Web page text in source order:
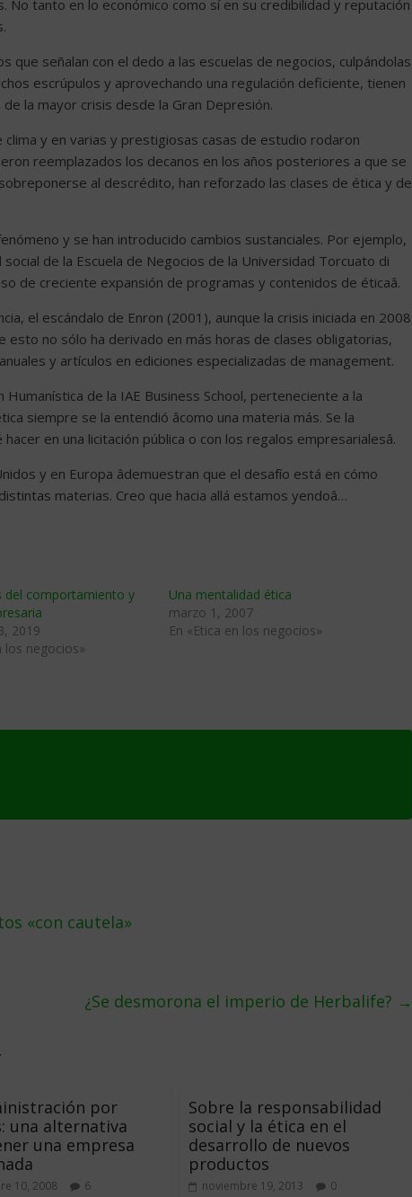
No tanto en lo económico como sí en su credibilidad y reputación
que señalan con el dedo a las escuelas de negocios, culpándolas
escrúpulos y aprovechando una regulación deficiente, tienen
la mayor crisis desde la Gran Depresión.
y en varias y prestigiosas casas de estudio rodaron
reemplazados los decanos en los años posteriores a que se
al descrédito, han reforzado las clases de ética y de
y se han introducido cambios sustanciales. Por ejemplo,
de la Escuela de Negocios de la Universidad Torcuato di
de creciente expansión de programas y contenidos de éticaâ.
el escándalo de Enron (2001), aunque la crisis iniciada en 2008
esto no sólo ha derivado en más horas de clases obligatorias,
y artículos en ediciones especializadas de management.
de la IAE Business School, perteneciente a la
siempre se la entendió âcomo una materia más. Se la
en una licitación pública o con los regalos empresarialesâ.
y en Europa âdemuestran que el desafío está en cómo
materias. Creo que hacia allá estamos yendoâ…
del comportamiento y
2019
los negocios»
Una mentalidad ética
marzo 1, 2007
En «Etica en los negocios»
«con cautela»
¿Se desmorona el imperio de Herbalife? →
por
una alternativa
una empresa
10, 2008 6
Sobre la responsabilidad
social y la ética en el
desarrollo de nuevos
productos
noviembre 19, 2013 0